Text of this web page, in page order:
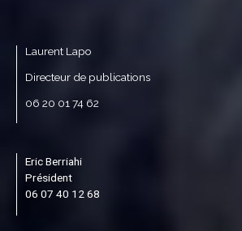
Laurent Lapo
Directeur de publications
06 20 01 74 62
Eric Berriahi
Président
06 07 40 12 68